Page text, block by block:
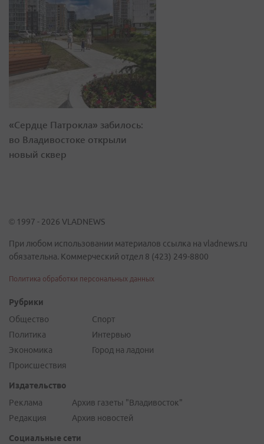
«Сердце Патрокла» забилось:
во Владивостоке открыли
новый сквер
© 1997 - 2026 VLADNEWS
При любом использовании материалов ссылка на vladnews.ru
обязательна. Коммерческий отдел 8 (423) 249-8800
Политика обработки персональных данных
Рубрики
Общество
Политика
Экономика
Происшествия
Спорт
Интервью
Город на ладони
Издательство
Реклама
Редакция
Архив газеты "Владивосток"
Архив новостей
Социальные сети